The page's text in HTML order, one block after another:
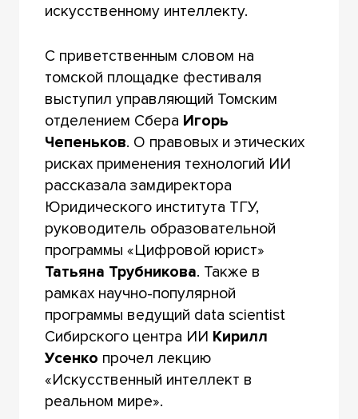
искусственному интеллекту.
С приветственным словом на
томской площадке фестиваля
выступил управляющий Томским
отделением Сбера Игорь
Чепеньков. О правовых и этических
рисках применения технологий ИИ
рассказала замдиректора
Юридического института ТГУ,
руководитель образовательной
программы «Цифровой юрист»
Татьяна Трубникова. Также в
рамках научно-популярной
программы ведущий data scientist
Сибирского центра ИИ Кирилл
Усенко прочел лекцию
«Искусственный интеллект в
реальном мире».